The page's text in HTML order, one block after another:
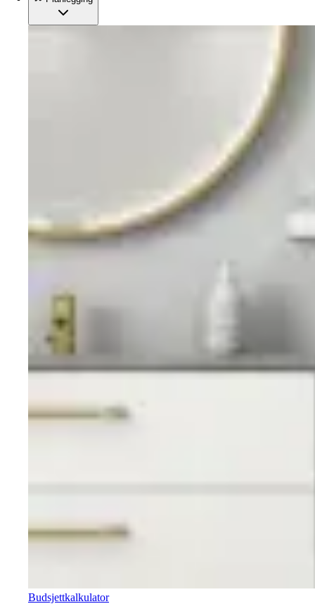
Budsjettkalkulator